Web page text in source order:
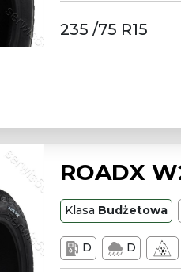
235 /75 R15
ROADX
Klasa Budżetowa
D D